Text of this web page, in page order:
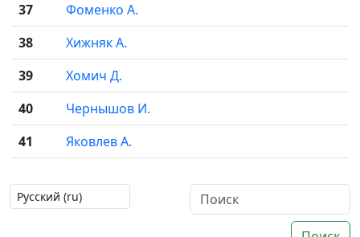
37
Фоменко А.
38
Хижняк А.
39
Хомич Д.
40
Чернышов И.
41
Яковлев А.